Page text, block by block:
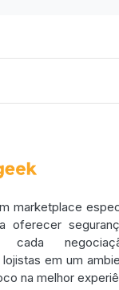
marketplace
oferecer
em um
na melhor